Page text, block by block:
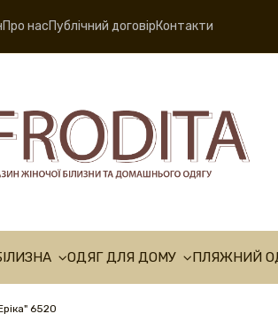
Про насПублічний договірКонтакти
ОДЯГ ДЛЯ ДОМУ ПЛЯЖНИЙ
6520